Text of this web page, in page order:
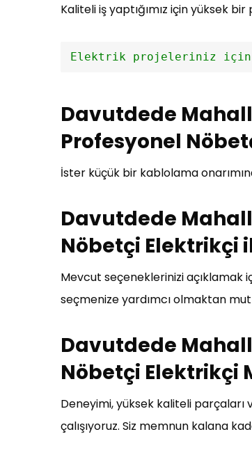
Kaliteli iş yaptığımız için yüksek bir
Elektrik projeleriniz için
Davutdede
Profesyonel
İster küçük bir kablolama
Davutdede
Nöbetçi Elektrikçi
Mevcut seçeneklerinizi açıklamak
seçmenize yardımcı olmaktan
Davutdede
Nöbetçi Elektrikçi
Deneyimi, yüksek kaliteli
çalışıyoruz. Siz memnun kalana